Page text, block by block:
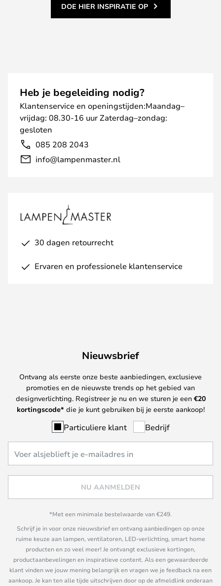
DOE HIER INSPIRATIE OP
Heb je begeleiding nodig?
Klantenservice en openingstijden:Maandag–
vrijdag: 08.30-16 uur Zaterdag–zondag:
gesloten
085 208 2043
info@lampenmaster.nl
30 dagen retourrecht
Ervaren en professionele klantenservice
Nieuwsbrief
Ontvang als eerste onze beste aanbiedingen, exclusieve
promoties en de nieuwste trends op het gebied van
designverlichting. Registreer je nu en we sturen je een €20
kortingscode* die je kunt gebruiken bij je eerste aankoop!
Particuliere klant Bedrijf
NU AANMELDEN
*Met een minimale bestelwaarde van €249.
Schrijf je in voor onze nieuwsbrief en ontvang aanbiedingen op onze
ruime keuze aan lampen, ventilatoren, LED-verlichting, smart home
producten en zo veel meer! Je ontvangt exclusieve kortingen,
productaanbevelingen en inspiratieve content. Als een gewaardeerde
klant vinden we jouw mening belangrijk en vragen we je feedback na een
aankoop. Je kan ten alle tijde uitschrijven door op de afmeldlink onderaan